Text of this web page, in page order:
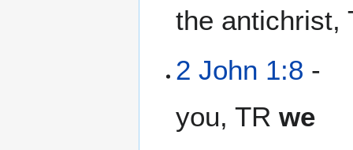
the antichrist,
2 John 1:8 -
you, TRwe